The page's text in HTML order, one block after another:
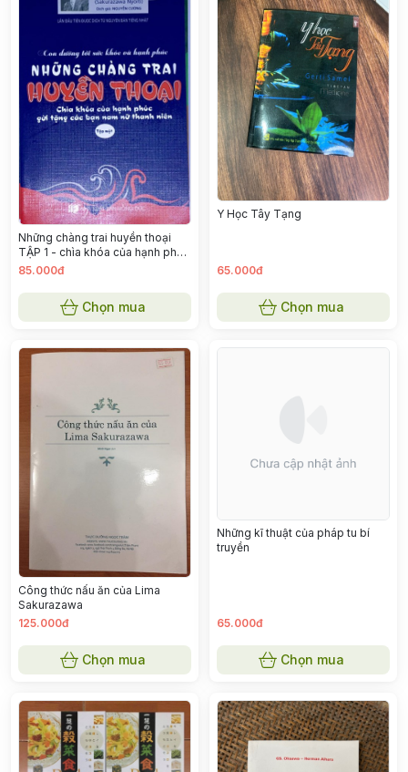
Những chàng trai huyền thoại
TẬP 1 - chìa khóa của hạnh phúc
gửi tặng các bạn nam nữ
85.000đ
Chọn mua
Y Học Tây Tạng
65.000đ
Chọn mua
Công thức nấu ăn của Lima
Sakurazawa
125.000đ
Chọn mua
Những kĩ thuật của pháp tu bí
truyền
65.000đ
Chọn mua